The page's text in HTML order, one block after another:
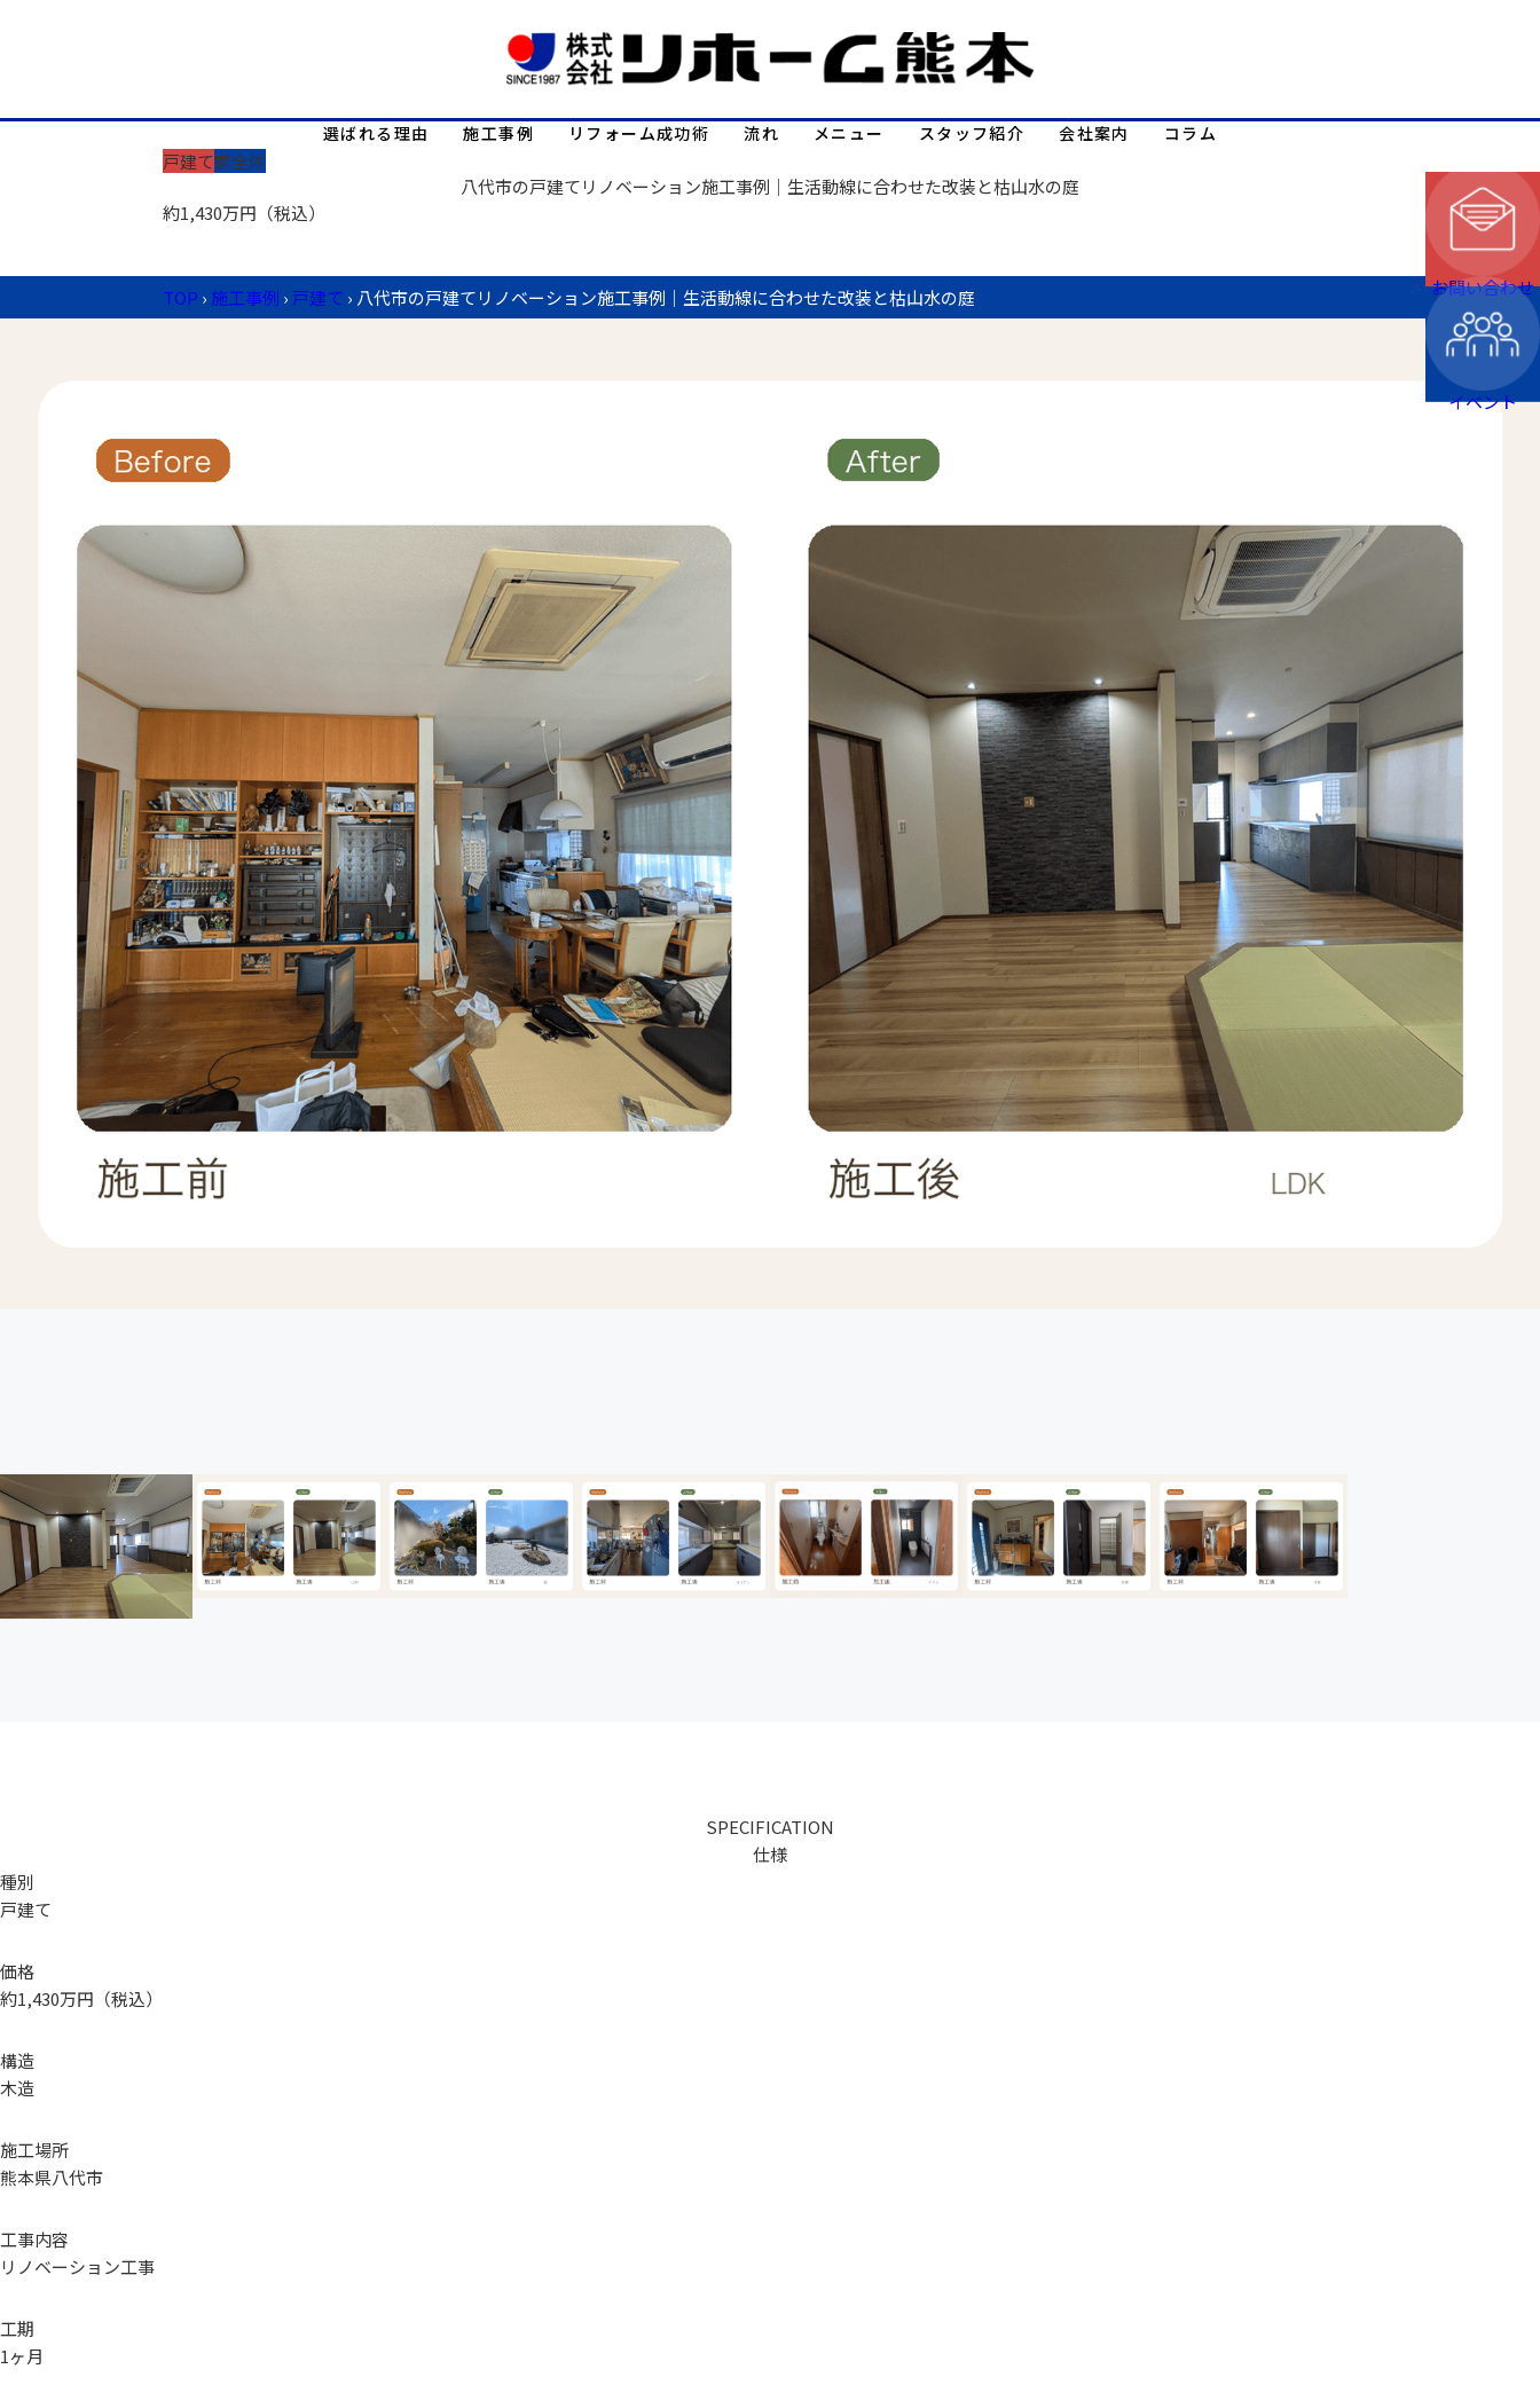
選ばれる理由 施工事例 リフォーム成功術 流れ メニュー スタッフ紹介 会社案内 コラム
戸建て家全体
八代市の戸建てリノベーション施工事例｜生活動線に合わせた改装と枯山水の庭
約1,430万円（税込）
TOP › 施工事例 › 戸建て › 八代市の戸建てリノベーション施工事例｜生活動線に合わせた改装と枯山水の庭
SPECIFICATION
仕様
種別
戸建て
価格
約1,430万円（税込）
構造
木造
施工場所
熊本県八代市
工事内容
リノベーション工事
工期
1ヶ月
お問い合わせ
イベント